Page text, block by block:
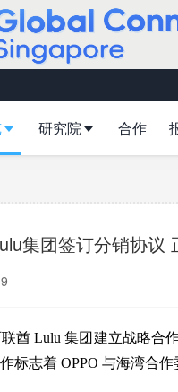
研究院 合作
集团签订分销协议
酋 Lulu 集团建立战略合
标志着 OPPO 与海湾合